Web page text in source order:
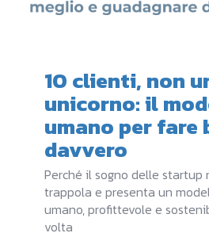
10 clienti, non
unicorno: il
umano per fare
davvero
Perché il sogno delle startup
trappola e presenta un
umano, profittevole e
volta